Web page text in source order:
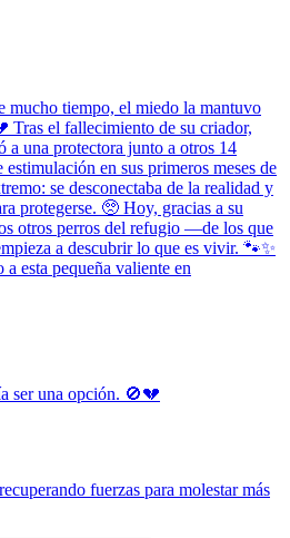
mucho tiempo, el miedo la mantuvo
Tras el fallecimiento de su criador,
a una protectora junto a otros 14
en sus primeros meses de
se desconectaba de la realidad y
protegerse. 🥺 Hoy, gracias a su
otros perros del refugio —de los que
a descubrir lo que es vivir. 🐾✨
a esta pequeña valiente en
ser una opción. 🚫💔
fuerzas para molestar más